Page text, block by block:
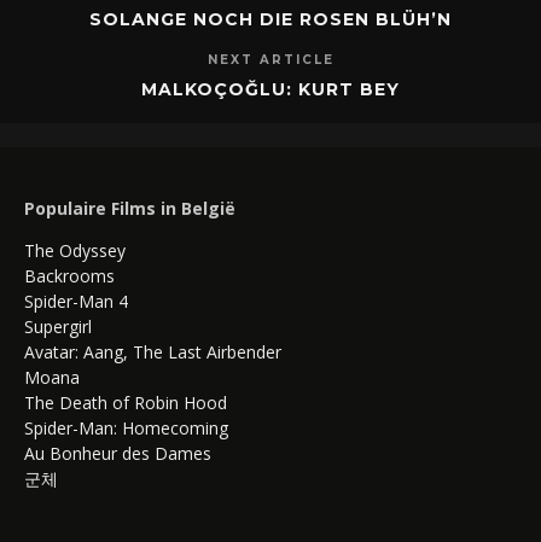
SOLANGE NOCH DIE ROSEN BLÜH’N
NEXT ARTICLE
MALKOÇOĞLU: KURT BEY
Populaire Films in België
The Odyssey
Backrooms
Spider-Man 4
Supergirl
Avatar: Aang, The Last Airbender
Moana
The Death of Robin Hood
Spider-Man: Homecoming
Au Bonheur des Dames
군체